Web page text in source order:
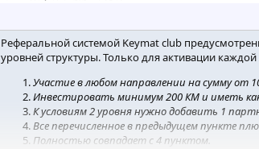
Реферальной системой Keymat club
уровней структуры. Только для активации
Участие в любом направлении на сумму от
Инвестировать минимум 200 КМ и иметь
К условиям 2 уровня нужно добавить 1
Все перечисленное в предыдущем пункте
Полностью совпадает с 4 пунктом.